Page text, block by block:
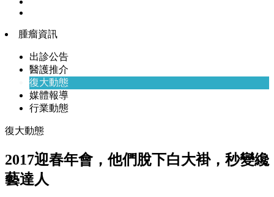
腫瘤資訊
出診公告
醫護推介
復大動態
媒體報導
行業動態
復大動態
2017迎春年會，他們脫下白大褂，秒變纔
藝達人